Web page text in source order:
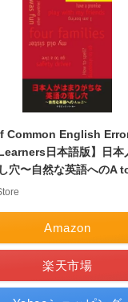
Common English
日本語版】日本
穴〜自然な英語へのA
Amazon
楽天市場